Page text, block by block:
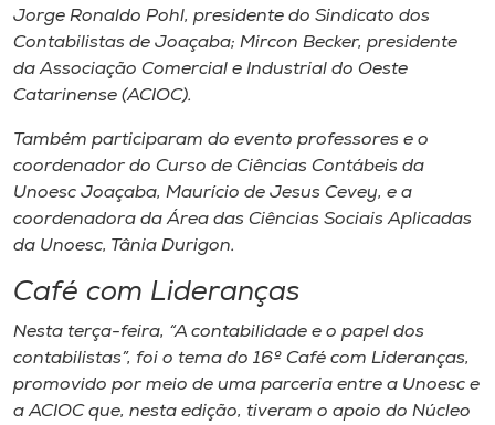
Jorge Ronaldo Pohl, presidente do Sindicato dos
Contabilistas de Joaçaba; Mircon Becker, presidente
da Associação Comercial e Industrial do Oeste
Catarinense (ACIOC).
Também participaram do evento professores e o
coordenador do Curso de Ciências Contábeis da
Unoesc Joaçaba, Maurício de Jesus Cevey, e a
coordenadora da Área das Ciências Sociais Aplicadas
da Unoesc, Tânia Durigon.
Café com Lideranças
Nesta terça-feira, “A contabilidade e o papel dos
contabilistas”, foi o tema do 16º Café com Lideranças,
promovido por meio de uma parceria entre a Unoesc e
a ACIOC que, nesta edição, tiveram o apoio do Núcleo